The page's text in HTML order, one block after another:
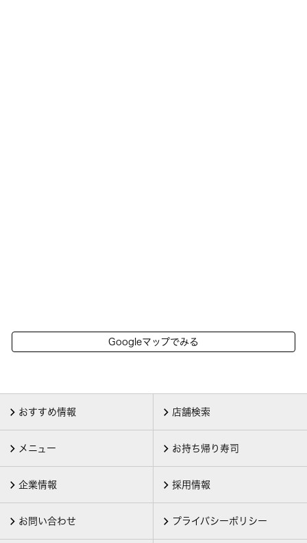
Googleマップでみる
おすすめ情報 店舗検索
メニュー お持ち帰り寿司
企業情報 採用情報
お問い合わせ プライバシーポリシー